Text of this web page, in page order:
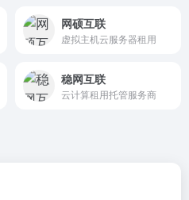
网硕互联
虚拟主机云服务器租用
稳网互联
云计算租用托管服务商